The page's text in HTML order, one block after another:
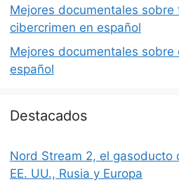
Mejores documentales sobre
cibercrimen en español
Mejores documentales sobre
español
Destacados
Nord Stream 2, el gasoducto
EE. UU., Rusia y Europa